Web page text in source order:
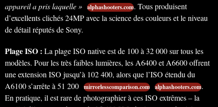
appareil a pris laquelle » alphashooters.com. Tous produisent
d’excellents clichés 24MP avec la science des couleurs et le niveau
de détail réputés de Sony.
Plage ISO : La plage ISO native est de 100 à 32 000 sur tous les
modèles. Pour les très faibles lumières, les A6400 et A6600 offrent
une extension ISO jusqu’à 102 400, alors que l’ISO étendu du
A6100 s’arrête à 51 200 mirrorlesscomparison.com alphashooters.com.
En pratique, il est rare de photographier à ces ISO extrêmes – la